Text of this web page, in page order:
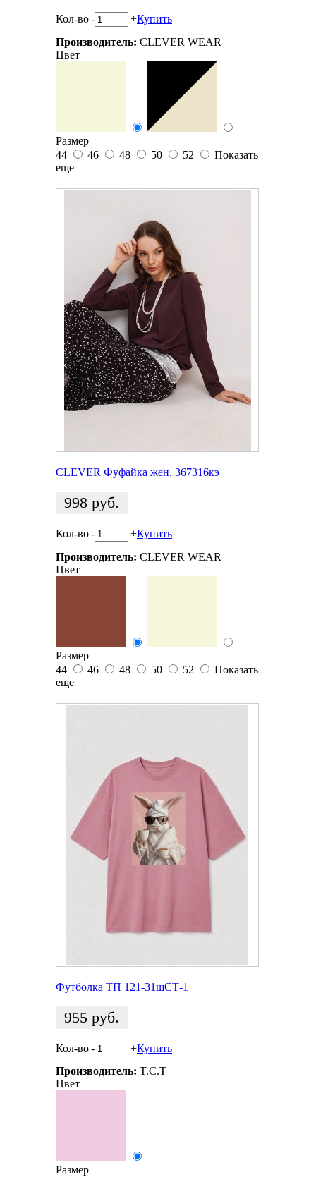
Кол-во- +Купить
Производитель: CLEVER WEAR
Цвет
Размер
44
46 48 50 52
Показать
еще
CLEVER Фуфайка жен. 367316кэ
998 руб.
Кол-во- +Купить
Производитель: CLEVER WEAR
Цвет
Размер
44
46 48 50 52
Показать
еще
Футболка ТП 121-31шСТ-1
955 руб.
Кол-во- +Купить
Производитель: T.C.T
Цвет
Размер